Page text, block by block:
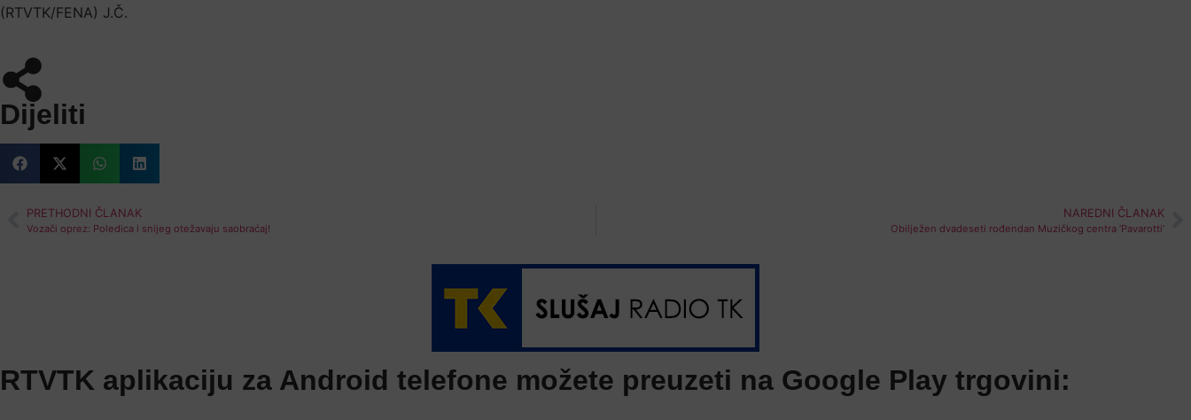
(RTVTK/FENA) J.Č.
Dijeliti
PRETHODNI ČLANAK
Vozači oprez: Poledica i snijeg otežavaju saobraćaj!
NAREDNI ČLANAK
Obilježen dvadeseti rođendan Muzičkog centra ‘Pavarotti’
RTVTK aplikaciju za Android telefone možete preuzeti na Google Play trgovini: